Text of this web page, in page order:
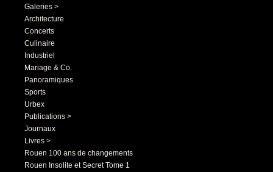
Galeries >
Architecture
Concerts
Culinaire
Industriel
Mariage & Co.
Panoramiques
Sports
Urbex
Publications >
Journaux
Livres >
Rouen 100 ans de changements
Rouen Insolite et Secret Tome 1